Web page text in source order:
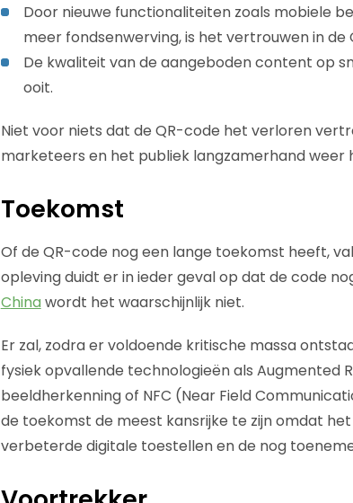
Door nieuwe functionaliteiten zoals mobiele
meer fondsenwerving, is het vertrouwen in
De kwaliteit van de aangeboden content op
ooit.
Niet voor niets dat de QR-code het verloren
marketeers en het publiek langzamerhand weer
Toekomst
Of de QR-code nog een lange toekomst heeft,
opleving duidt er in ieder geval op dat de code
China wordt het waarschijnlijk niet.
Er zal, zodra er voldoende kritische massa
fysiek opvallende technologieën als Augmented
beeldherkenning of NFC (Near Field
de toekomst de meest kansrijke te zijn omdat
verbeterde digitale toestellen en de nog